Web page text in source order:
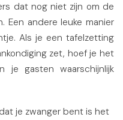
dat nog niet zijn om de
Een andere leuke manier
Als je een tafelzetting
zet, hoef je het
je gasten waarschijnlijk
je zwanger bent is het